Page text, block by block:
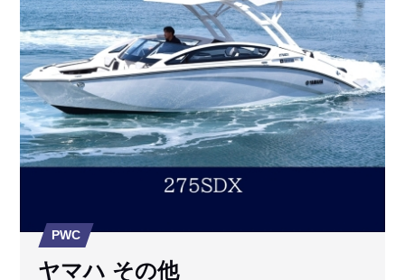
PWC
ヤマハ その他